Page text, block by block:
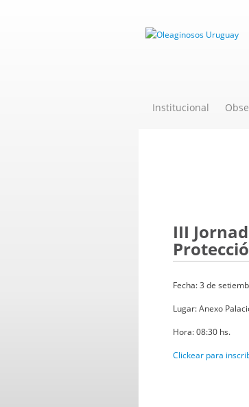
Institucional
III
Fecha: 3 de
Lugar: Anexo
Hora: 08:30 hs.
Clickear para